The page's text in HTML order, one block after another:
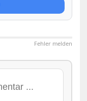
Fehler melden